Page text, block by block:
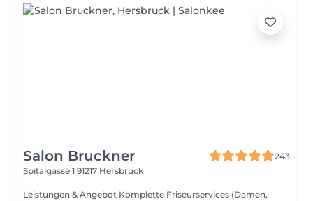
Salon Bruckner
243
Spitalgasse 1 91217 Hersbruck
Leistungen & Angebot Komplette Friseurservices (Damen,